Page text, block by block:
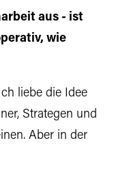
aus - ist
wie
liebe die Idee
Strategen und
Aber in der